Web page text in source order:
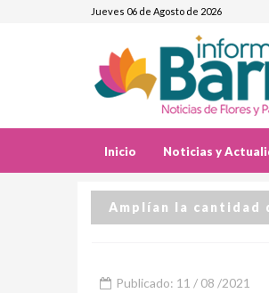
Jueves 06 de Agosto de 2026
Inicio Noticias y
Amplían la cantidad
Publicado: 11 / 08 /2021